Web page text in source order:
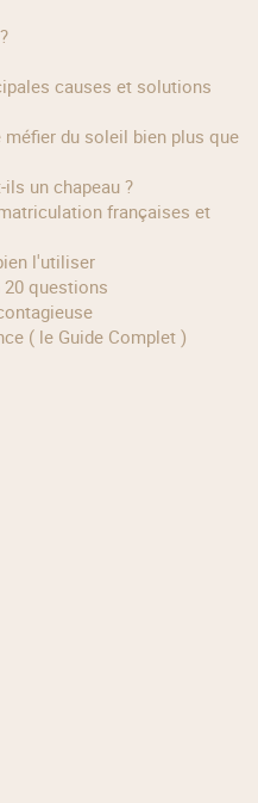
un chapeau ?
l'utiliser
20 questions
( le Guide Complet )